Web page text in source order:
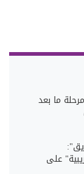
ما بعد
على